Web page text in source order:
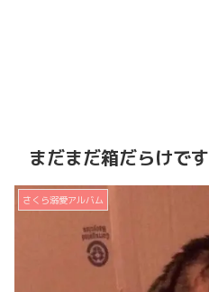
まだまだ箱だらけです
さくら溺愛アルバム